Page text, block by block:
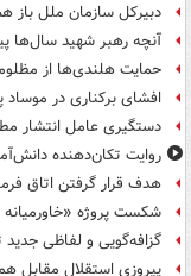
دبیرکل سازمان ملل باز
آنچه رهبر شهید سال‌ها
حمایت هلندی‌ها از
افشای برکناری در
دستگیری عامل انتشار
روایت تکان‌دهنده
هدف قرار گرفتن اتاق‌
شکست پروژه «خاورمیانه
گزافه‌گویی و لفاظی جدید
پیروزی استقلال مقابل